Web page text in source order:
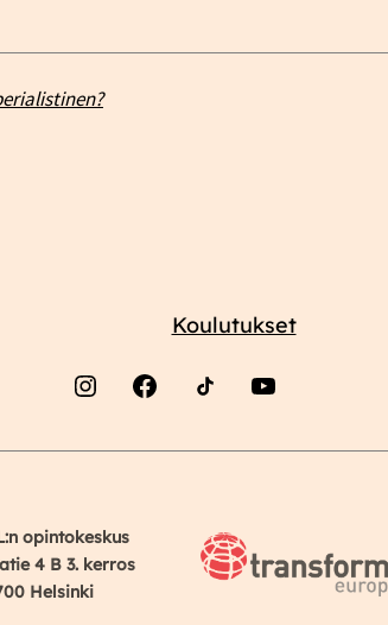
Koulutukset
opintokeskus
4 B 3. kerros
Helsinki